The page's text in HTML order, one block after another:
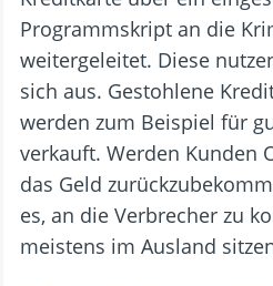
Programmskript an die
weitergeleitet. Diese
sich aus. Gestohlene
werden zum Beispiel für
verkauft. Werden Kunden
das Geld
es, an die Verbrecher zu
meistens im Ausland